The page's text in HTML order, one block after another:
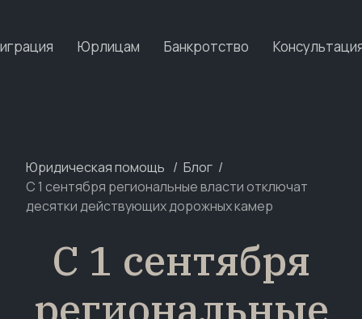
Юрлицам Банкротство
Юридическая помощь
Блог
С 1 сентября региональные власти отключат
десятки действующих дорожных камер
С 1 сентября